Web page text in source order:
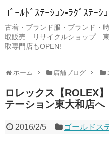
ｺﾞｰﾙﾄﾞｽﾃｰｼｮﾝ•ﾗｸﾞｽﾃｰ
古着・ブランド服・ブランド・
取販売 リサイクルショップ 東
取専門店もOPEN!
ホーム 店舗ブログ
ロレックス【ROLEX
テーション東大和店へ
2016/2/5 ゴールドス